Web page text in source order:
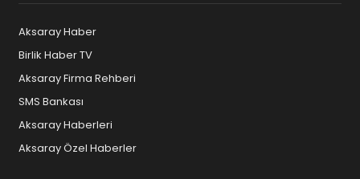
Aksaray Haber
Birlik Haber TV
Aksaray Firma Rehberi
SMS Bankası
Aksaray Haberleri
Aksaray Özel Haberler